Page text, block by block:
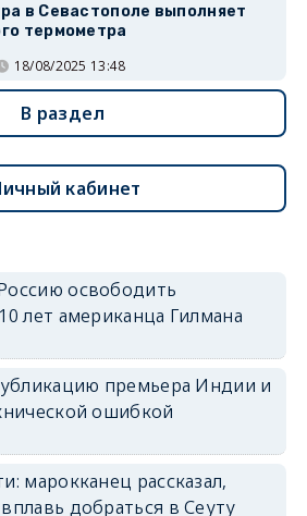
в Севастополе выполняет
термометра
18/08/2025 13:48
В раздел
кабинет
освободить
лет американца Гилмана
премьера Индии и
ошибкой
марокканец рассказал,
добраться в Сеуту